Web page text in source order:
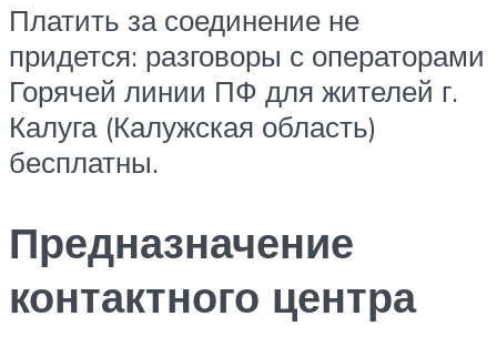
Платить за соединение не
придется: разговоры с операторами
Горячей линии ПФ для жителей г.
Калуга (Калужская область)
бесплатны.
Предназначение
контактного центра